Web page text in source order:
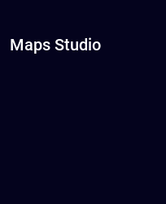
Maps Studio